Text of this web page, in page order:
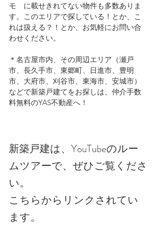
モ　に載せきれてない物件も多数ありま
す。このエリアで探している！とか、こ
れは扱える？！とか、お気軽にお問い合
わせください。
＊名古屋市内、その周辺エリア（瀬戸
市、長久手市、東郷町、日進市、豊明
市、大府市、刈谷市、東海市、安城市）
などで新築戸建てをお探しは、仲介手数
料無料のYAS不動産へ！
新築戸建は、YouTubeのルー
ムツアーで、ぜひご覧くださ
い。
こちらからリンクされてい
ます。